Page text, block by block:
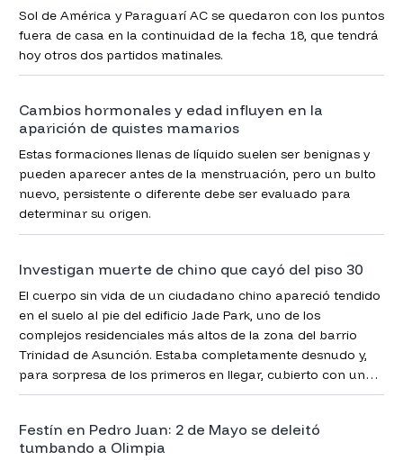
Sol de América y Paraguarí AC se quedaron con los puntos
fuera de casa en la continuidad de la fecha 18, que tendrá
hoy otros dos partidos matinales.
Cambios hormonales y edad influyen en la
aparición de quistes mamarios
Estas formaciones llenas de líquido suelen ser benignas y
pueden aparecer antes de la menstruación, pero un bulto
nuevo, persistente o diferente debe ser evaluado para
determinar su origen.
Investigan muerte de chino que cayó del piso 30
El cuerpo sin vida de un ciudadano chino apareció tendido
en el suelo al pie del edificio Jade Park, uno de los
complejos residenciales más altos de la zona del barrio
Trinidad de Asunción. Estaba completamente desnudo y,
para sorpresa de los primeros en llegar, cubierto con una
bolsa de plástico de color negro, confirmó la Policía.
Festín en Pedro Juan: 2 de Mayo se deleitó
tumbando a Olimpia